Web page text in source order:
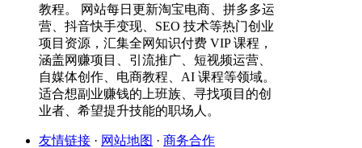
教程。 网站每日更新淘宝电商、拼多多运
营、抖音快手变现、SEO 技术等热门创业
项目资源，汇集全网知识付费 VIP 课程，
涵盖网赚项目、引流推广、短视频运营、
自媒体创作、电商教程、AI 课程等领域。
适合想副业赚钱的上班族、寻找项目的创
业者、希望提升技能的职场人。
友情链接 · 网站地图 · 商务合作